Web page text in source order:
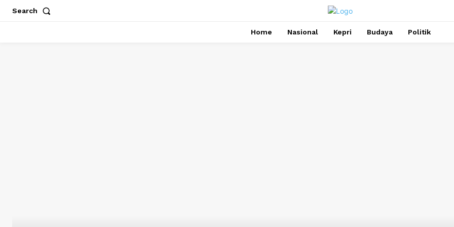
Search
Home Nasional Kepri Budaya Politik